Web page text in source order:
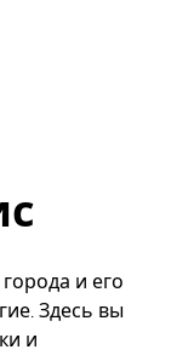
и его
Здесь вы
и